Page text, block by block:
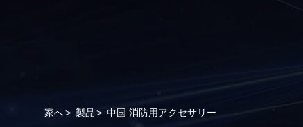
家へ> 製品> 中国 消防用アクセサリー